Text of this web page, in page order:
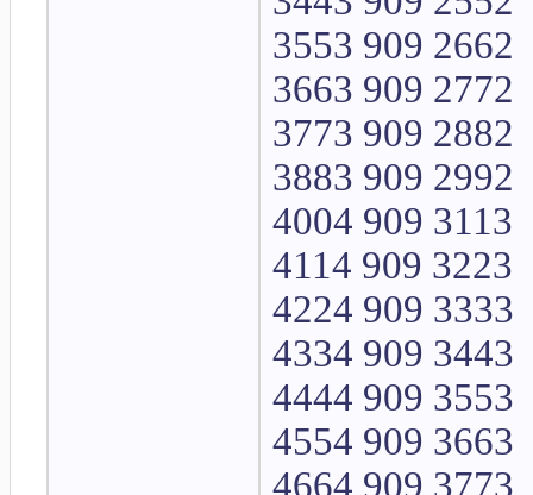
3553 909 2662
3663 909 2772
3773 909 2882
3883 909 2992
4004 909 3113
4114 909 3223
4224 909 3333
4334 909 3443
4444 909 3553
4554 909 3663
4664 909 3773